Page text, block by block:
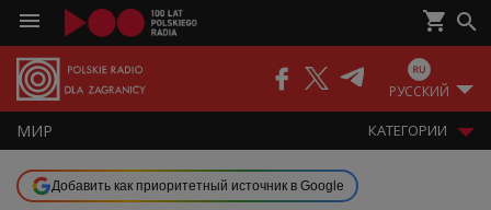
РУССКИЙ
МИР КАТЕГОРИИ
Добавить как приоритетный источник в Google